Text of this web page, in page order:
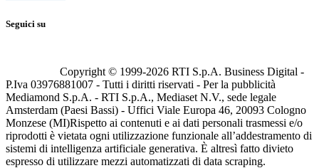
Seguici su
Copyright © 1999-2026 RTI S.p.A. Business Digital -
P.Iva 03976881007 - Tutti i diritti riservati - Per la pubblicità
Mediamond S.p.A. - RTI S.p.A., Mediaset N.V., sede legale
Amsterdam (Paesi Bassi) - Uffici Viale Europa 46, 20093 Cologno
Monzese (MI)Rispetto ai contenuti e ai dati personali trasmessi e/o
riprodotti è vietata ogni utilizzazione funzionale all’addestramento di
sistemi di intelligenza artificiale generativa. È altresì fatto divieto
espresso di utilizzare mezzi automatizzati di data scraping.